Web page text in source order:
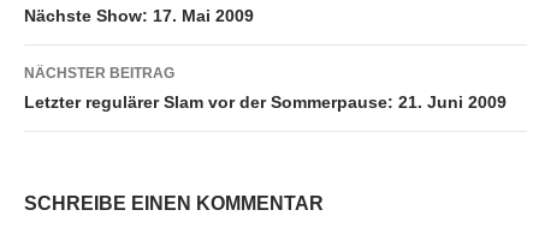
Nächste Show: 17. Mai 2009
NÄCHSTER BEITRAG
Letzter regulärer Slam vor der Sommerpause: 21. Juni 2009
SCHREIBE EINEN KOMMENTAR